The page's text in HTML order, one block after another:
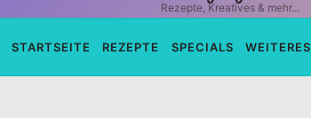
Rezepte, Kreatives & mehr...
STARTSEITE REZEPTE SPECIALS WEITERES